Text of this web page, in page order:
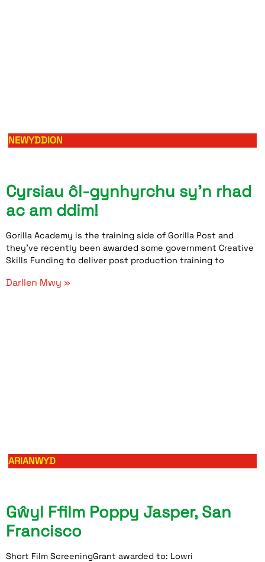
NEWYDDION
Cyrsiau ôl-gynhyrchu sy’n rhad
ac am ddim!
Gorilla Academy is the training side of Gorilla Post and
they’ve recently been awarded some government Creative
Skills Funding to deliver post production training to
Darllen Mwy »
ARIANWYD
Gŵyl Ffilm Poppy Jasper, San
Francisco
Short Film ScreeningGrant awarded to: Lowri